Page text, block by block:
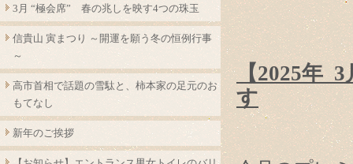
【2025年 3
す
3月 “極会席” 春の兆しを映す4つの珠玉
信貴山 寅まつり ～開運を願う冬の恒例行事
～
高市首相で話題の雪駄と、柿本家の足元のお
もてなし
新年のご挨拶